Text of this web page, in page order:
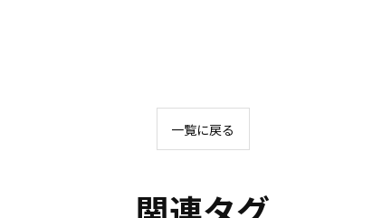
一覧に戻る